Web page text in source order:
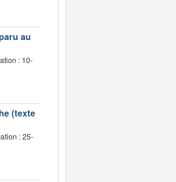
au
: 10-
(texte
: 25-